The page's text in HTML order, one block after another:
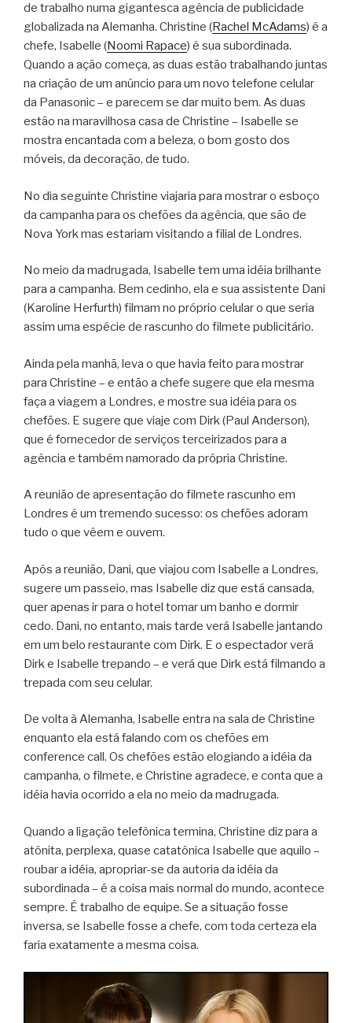
de trabalho numa gigantesca agência de publicidade
globalizada na Alemanha. Christine (Rachel McAdams) é a
chefe, Isabelle (Noomi Rapace) é sua subordinada.
Quando a ação começa, as duas estão trabalhando juntas
na criação de um anúncio para um novo telefone celular
da Panasonic – e parecem se dar muito bem. As duas
estão na maravilhosa casa de Christine – Isabelle se
mostra encantada com a beleza, o bom gosto dos
móveis, da decoração, de tudo.
No dia seguinte Christine viajaria para mostrar o esboço
da campanha para os chefões da agência, que são de
Nova York mas estariam visitando a filial de Londres.
No meio da madrugada, Isabelle tem uma idéia brilhante
para a campanha. Bem cedinho, ela e sua assistente Dani
(Karoline Herfurth) filmam no próprio celular o que seria
assim uma espécie de rascunho do filmete publicitário.
Ainda pela manhã, leva o que havia feito para mostrar
para Christine – e então a chefe sugere que ela mesma
faça a viagem a Londres, e mostre sua idéia para os
chefões. E sugere que viaje com Dirk (Paul Anderson),
que é fornecedor de serviços terceirizados para a
agência e também namorado da própria Christine.
A reunião de apresentação do filmete rascunho em
Londres é um tremendo sucesso: os chefões adoram
tudo o que vêem e ouvem.
Após a reunião, Dani, que viajou com Isabelle a Londres,
sugere um passeio, mas Isabelle diz que está cansada,
quer apenas ir para o hotel tomar um banho e dormir
cedo. Dani, no entanto, mais tarde verá Isabelle jantando
em um belo restaurante com Dirk. E o espectador verá
Dirk e Isabelle trepando – e verá que Dirk está filmando a
trepada com seu celular.
De volta à Alemanha, Isabelle entra na sala de Christine
enquanto ela está falando com os chefões em
conference call. Os chefões estão elogiando a idéia da
campanha, o filmete, e Christine agradece, e conta que a
idéia havia ocorrido a ela no meio da madrugada.
Quando a ligação telefônica termina, Christine diz para a
atônita, perplexa, quase catatônica Isabelle que aquilo –
roubar a idéia, apropriar-se da autoria da idéia da
subordinada – é a coisa mais normal do mundo, acontece
sempre. É trabalho de equipe. Se a situação fosse
inversa, se Isabelle fosse a chefe, com toda certeza ela
faria exatamente a mesma coisa.